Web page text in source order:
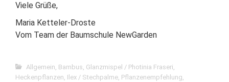
Viele Grüße,
Maria Ketteler-Droste
Vom Team der Baumschule NewGarden
Allgemein, Bambus, Glanzmispel / Photinia Fraseri,
Heckenpflanzen, Ilex / Stechpalme, Pflanzenempfehlung,